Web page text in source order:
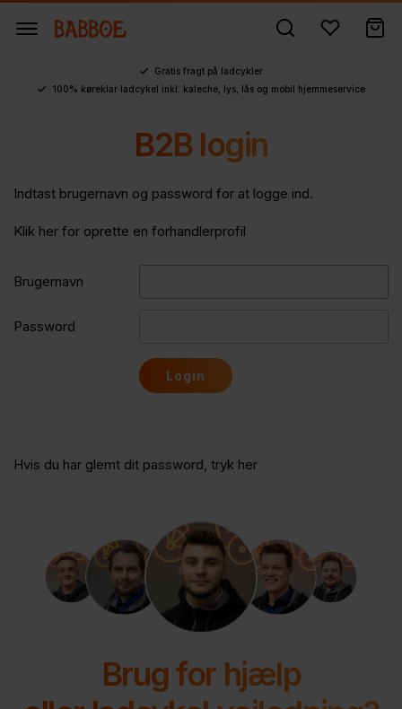
Gratis fragt på ladcykler
100% køreklar ladcykel inkl. kaleche, lys, lås og mobil hjemmeservice
B2B login
Indtast brugernavn og password for at logge ind.
Klik her for oprette en forhandlerprofil
Brugernavn
Password
Hvis du har glemt dit password, tryk her
Brug for hjælp